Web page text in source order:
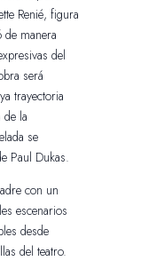
Renié, figura
de manera
del
será
trayectoria
la
se
Paul Dukas.
con un
escenarios
desde
del teatro.